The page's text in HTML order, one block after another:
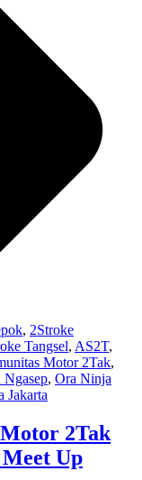
, 2Stroke
Tangsel, AS2T,
Motor 2Tak,
, Ora Ninja
Jakarta
2Tak
Up